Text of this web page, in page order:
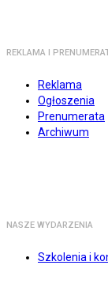
REKLAMA I
Reklama
Ogłoszenia
Prenumerata
Archiwum
NASZE WYDARZENIA
Szkolenia i